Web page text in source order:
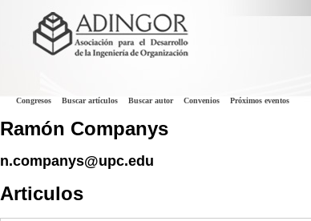
Congresos Buscar artículos Buscar autor Convenios Próximos eventos
Ramón Companys
n.companys@upc.edu
Articulos